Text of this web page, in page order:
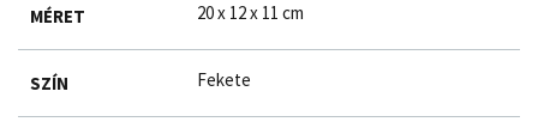
MÉRET 20 x 12 x 11 cm
SZÍN Fekete